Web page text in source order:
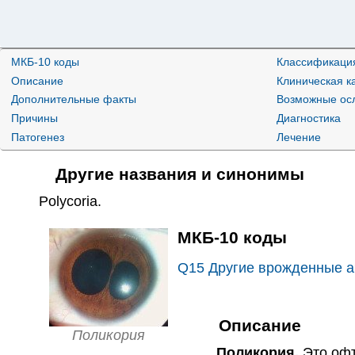
МКБ-10 коды
Описание
Дополнительные факты
Причины
Патогенез
Клиническая
Возможные
Диагностика
Лечение
Другие названия и синонимы
Polycoria.
Поликория
МКБ-10 коды
Q15 Другие врожденные
Описание